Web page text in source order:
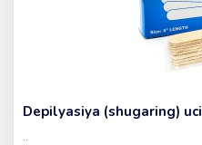
Depilyasiya (shugaring)
..